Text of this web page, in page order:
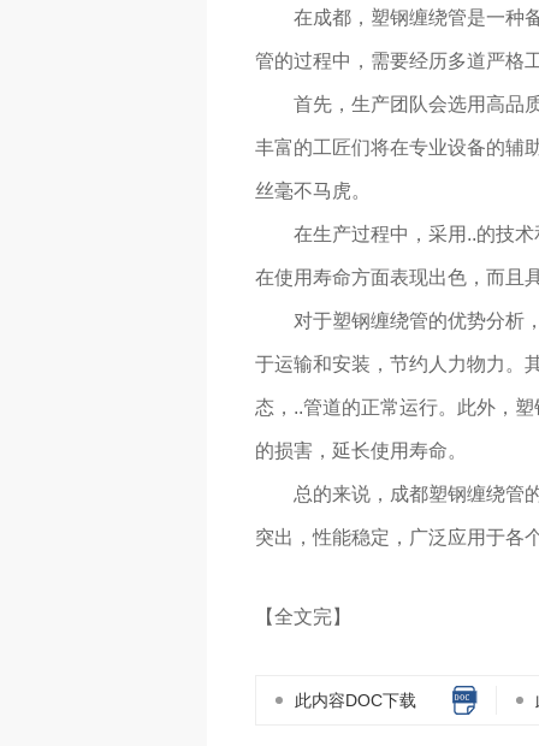
在成都，塑钢缠绕管是一种
管的过程中，需要经历多道严格
首先，生产团队会选用高品
丰富的工匠们将在专业设备的辅
丝毫不马虎。
在生产过程中，采用..的技
在使用寿命方面表现出色，而且
对于塑钢缠绕管的优势分析
于运输和安装，节约人力物力。
态，..管道的正常运行。此外，
的损害，延长使用寿命。
总的来说，成都塑钢缠绕管
突出，性能稳定，广泛应用于各
【全文完】
此内容DOC下载